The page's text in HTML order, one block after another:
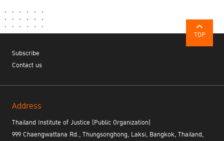
TOP
Subscribe
Contact us
Address
Thailand Institute of Justice (Public Organization)
999 Chaengwattana Rd., Thungsonghong, Laksi, Bangkok, Thailand,